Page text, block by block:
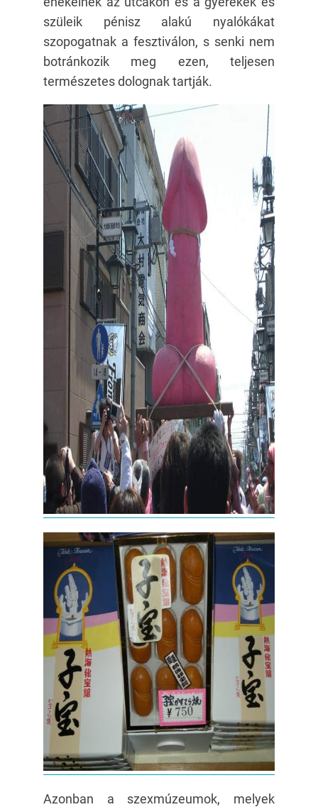
szüleik pénisz alakú nyalókákat
szopogatnak a fesztiválon, s senki nem
botránkozik meg ezen, teljesen
természetes dolognak tartják.
Azonban a szexmúzeumok, melyek